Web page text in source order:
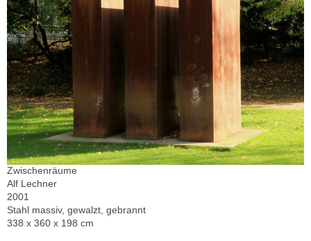
Zwischenräume
Alf Lechner
2001
Stahl massiv, gewalzt, gebrannt
338 x 360 x 198 cm